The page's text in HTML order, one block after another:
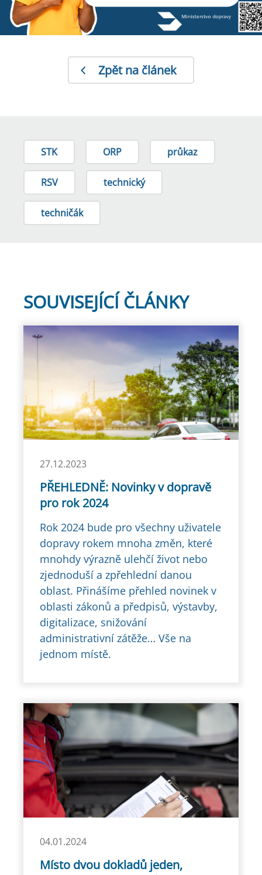
Zpět na článek
STK ORP průkaz
RSV technický
techničák
SOUVISEJÍCÍ ČLÁNKY
27.12.2023
PŘEHLEDNĚ: Novinky v dopravě
pro rok 2024
Rok 2024 bude pro všechny uživatele
dopravy rokem mnoha změn, které
mnohdy výrazně ulehčí život nebo
zjednoduší a zpřehlední danou
oblast. Přinášíme přehled novinek v
oblasti zákonů a předpisů, výstavby,
digitalizace, snižování
administrativní zátěže… Vše na
jednom místě.
04.01.2024
Místo dvou dokladů jeden,